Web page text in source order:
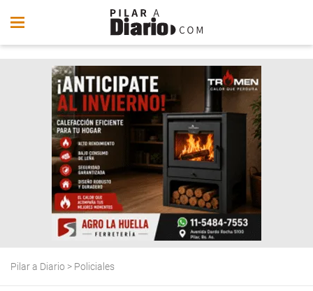
Pilar a Diario > Policiales